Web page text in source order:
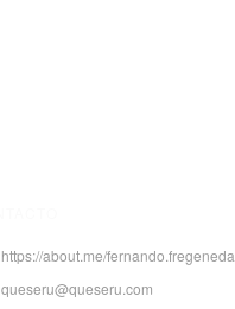
https://about.me/fernando.fregeneda
queseru@queseru.com